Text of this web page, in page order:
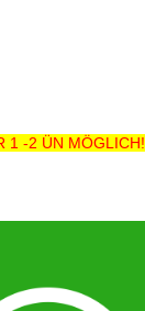
1 -2 ÜN MÖGLICH!